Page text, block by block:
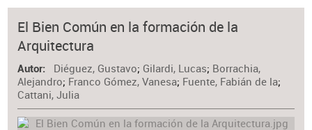
Autor
Colaborador
El Bien Común en la formación de la
Arquitectura
Autor Diéguez, Gustavo; Gilardi, Lucas; Borrachia,
Alejandro; Franco Gómez, Vanesa; Fuente, Fabián de la;
Cattani, Julia